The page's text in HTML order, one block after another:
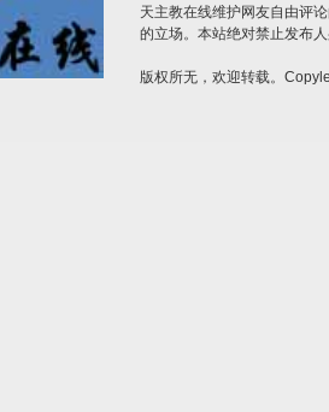
天主教在线维护网友自由评
的立场。本站绝对禁止发布
版权所无，欢迎转载。